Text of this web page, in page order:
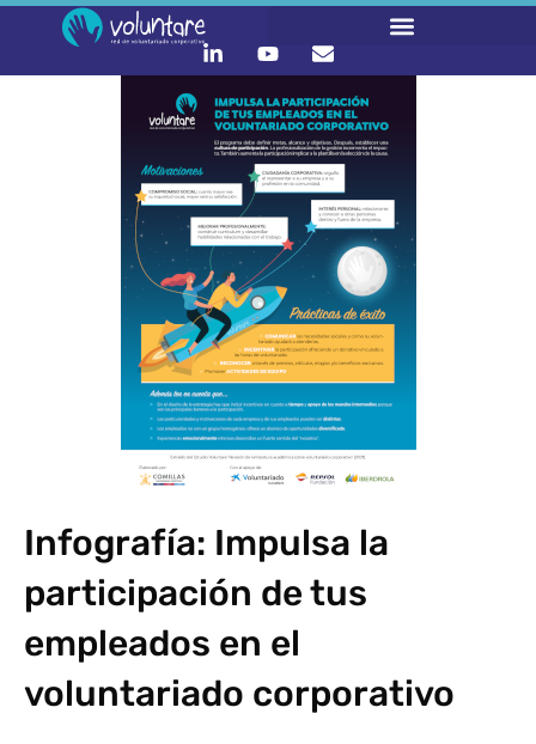
Infografía: Impulsa la
participación de tus
empleados en el
voluntariado corporativo